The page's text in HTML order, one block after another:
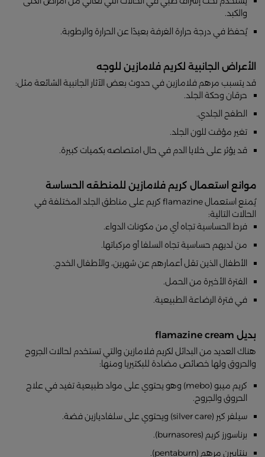
والكبد.
يُحفظ في درجة حرارة الغرفة بعيدًا عن الحرارة والرطوبة.
الأعراض الجانبية لكريم فلامازين للوجه
قد يتسبب مرهم فلامازين في حدوث بعض الآثار الجانبية الشائعة مثل:
حرقان وحكة الجلد.
الطفح الجلدي.
تغير مؤقت للون الجلد.
قد يؤثر على خلايا الدم في حال امتصاصه بكميات كبيرة.
موانع استعمال كريم فلامازين للمنطقه الحساسة
يُمنع استعمال flamazine كريم على مناطق الجلد المختلفة في
الحالات التالية:
فرط الحساسية تجاه أي من مكونات الدواء.
من لديهم حساسية تجاه السلفا أو مركباتها.
الأطفال الذين تقل أعمارهم عن شهرين، والأطفال الخدج.
الفترة الأخيرة من الحمل.
في فترة الرضاعة الطبيعية.
بديل flamazine cream
هناك العديد من البدائل لكريم فلامازين والتي تستخدم لحالات الجروح
والحروق ولها خصائص مضادة للبكتيريا ومنها:
كريم ميبو (mebo) وهو يحتوي على مواد طبيعية تفيد في علاج
الحروق والجروح.
سيلفر كير (silver care) ويحتوي على سلفاديازين فضة.
برناسورز كريم (burnasores).
بنتابيرن مرهم (pentaburn).